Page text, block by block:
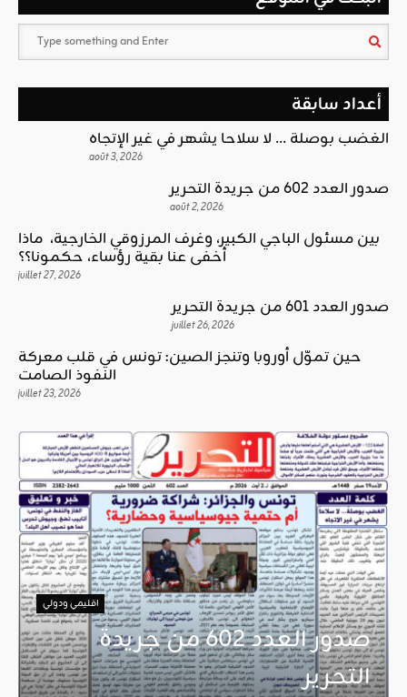
أعداد سابقة
الغضب بوصلة … لا سلاحا يشهر في غير الإتجاه
août 3, 2026
صدور العدد 602 من جريدة التحرير
août 2, 2026
بين مسئول الباجي الكبير، وغرف المرزوقي الخارجية، ماذا
أخفى عنا بقية رؤساء، حكمونا؟؟
juillet 27, 2026
صدور العدد 601 من جريدة التحرير
juillet 26, 2026
حين تموّل أوروبا وتنجز الصين: تونس في قلب معركة
النفوذ الصامت
juillet 23, 2026
اقليمي ودولي
صدور العدد 602 من جريدة
التحرير